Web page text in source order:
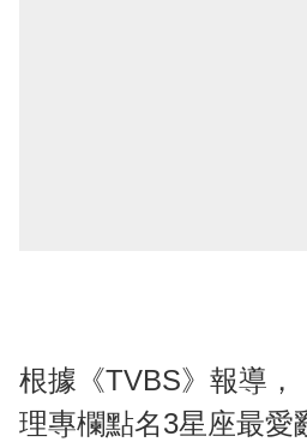
根據《TVBS》報導，
理專欄點名3星座最愛